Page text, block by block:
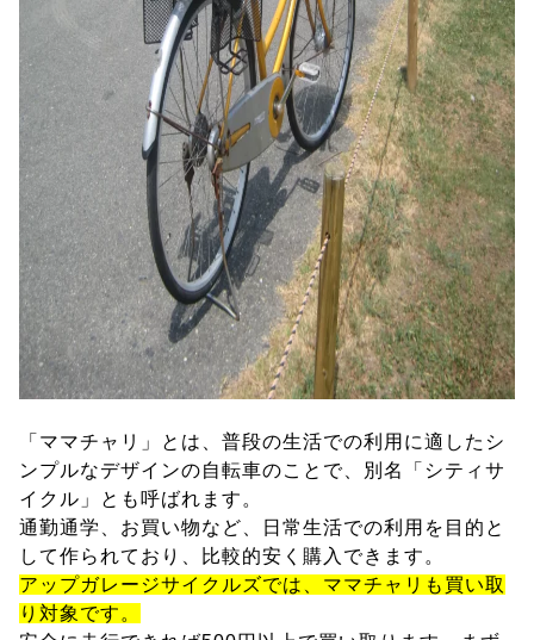
「ママチャリ」とは、普段の生活での利用に適したシ
ンプルなデザインの自転車のことで、別名「シティサ
イクル」とも呼ばれます。
通勤通学、お買い物など、日常生活での利用を目的と
して作られており、比較的安く購入できます。
アップガレージサイクルズでは、ママチャリも買い取
り対象です。